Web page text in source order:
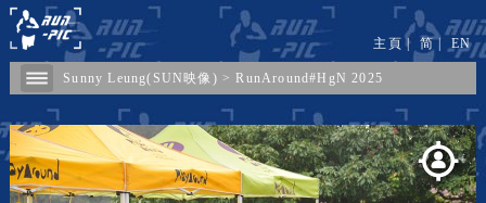
Sunny Leung(SUN映像) >RunAround#HgN 2025
主頁 | 简| EN